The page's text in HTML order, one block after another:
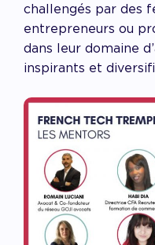
challengés par des
entrepreneurs ou
dans leur domaine
inspirants et